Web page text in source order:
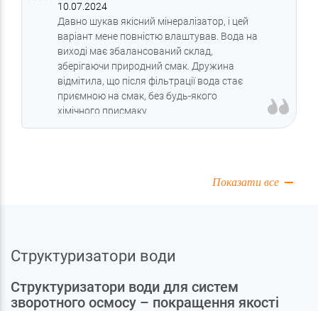
10.07.2024
Давно шукав якісний мінералізатор, і цей
варіант мене повністю влаштував. Вода на
виході має збалансований склад,
зберігаючи природний смак. Дружина
відмітила, що після фільтрації вода стає
приємною на смак, без будь-якого
хімічного присмаку.
Показати все
Структуризатори води
Структуризатори води для систем
зворотного осмосу – покращення якості